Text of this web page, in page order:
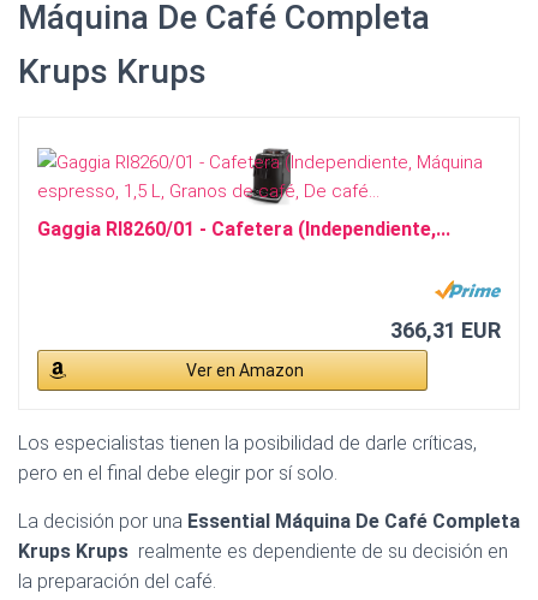
Máquina De Café Completa
Krups Krups
Gaggia RI8260/01 - Cafetera (Independiente,...
366,31 EUR
Ver en Amazon
Los especialistas tienen la posibilidad de darle críticas,
pero en el final debe elegir por sí solo.
La decisión por una Essential Máquina De Café Completa
Krups Krups realmente es dependiente de su decisión en
la preparación del café.